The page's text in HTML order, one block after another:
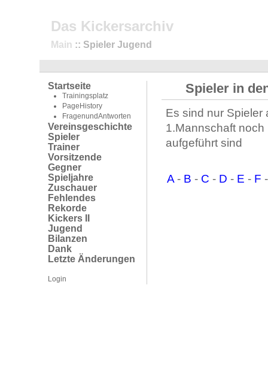
Das Kickersarchiv
Main :: Spieler Jugend
Startseite
Trainingsplatz
PageHistory
FragenundAntworten
Vereinsgeschichte
Spieler
Trainer
Vorsitzende
Gegner
Spieljahre
Zuschauer
Fehlendes
Rekorde
Kickers II
Jugend
Bilanzen
Dank
Letzte Änderungen
Login
Spieler in
Es sind nur Spieler
1.Mannschaft
aufgeführt sind
A - B - C - D - E - F